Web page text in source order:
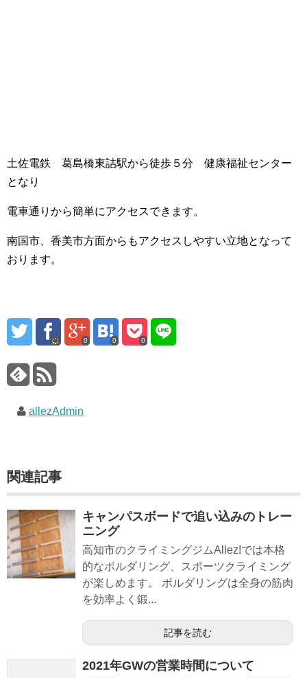
土佐電鉄 葛島橋東詰駅から徒歩５分 健康福祉センター
となり
電車通りから簡単にアクセスできます。
南国市、香美市方面からもアクセスしやすい立地となって
おります。
0 0 0
allezAdmin
関連記事
キャンパスボードで追い込みのトレー
ニング
高知市のクライミングジムAllez!では本格
的なボルダリング、スポーツクライミング
が楽しめます。 ボルダリングは全身の筋肉
を効率よく鍛...
記事を読む
2021年GWの営業時間について